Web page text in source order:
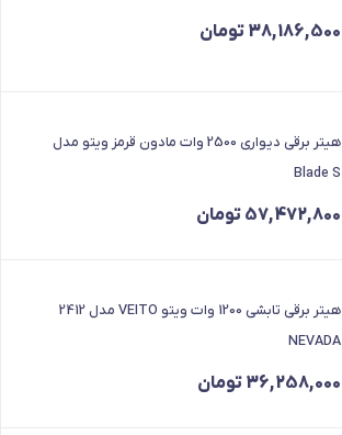
38,186,500 تومان
هیتر برقی دیواری 2500 وات مادون قرمز ویتو مدل
Blade S
57,472,800 تومان
هیتر برقی تابشی 1200 وات ویتو VEITO مدل 2412
NEVADA
36,258,000 تومان